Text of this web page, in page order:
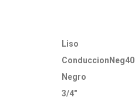
Liso
ConduccionNeg40
Negro
3/4"